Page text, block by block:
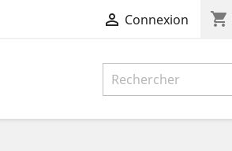
 Connexion shopping_cart